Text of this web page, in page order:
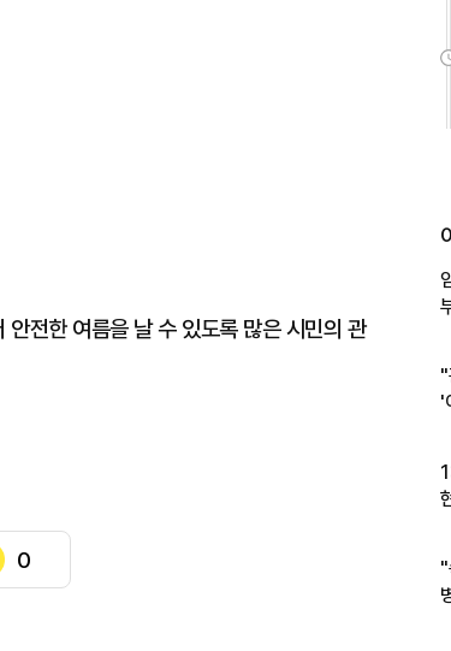
안전한 여름을 날 수 있도록 많은 시민의 관
0
"
'
"